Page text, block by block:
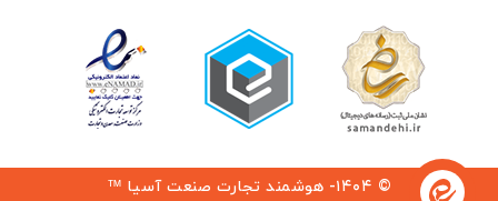
© ۱۴۰۴- هوشمند تجارت صنعت آسیا ™